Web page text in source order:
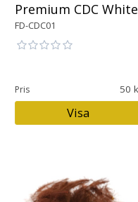
Premium CDC White
FD-CDC01
Pris 50
Visa